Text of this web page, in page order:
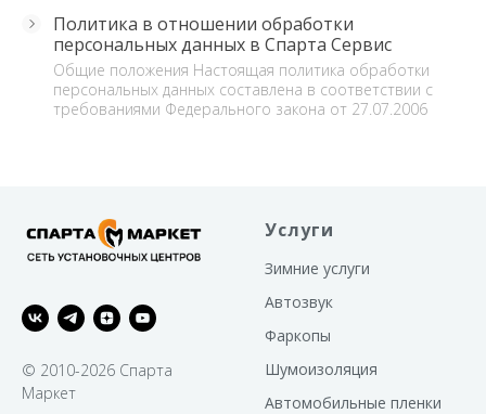
Политика в отношении обработки
персональных данных в Спарта Сервис
Общие положения Настоящая политика обработки
персональных данных составлена в соответствии с
требованиями Федерального закона от 27.07.2006
© 2010-2026 Спарта
Маркет
Услуги
Зимние услуги
Автозвук
Фаркопы
Шумоизоляция
Автомобильные пленки